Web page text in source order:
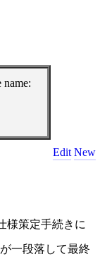
name:
Edit New
様策定手続きに
一段落して最終